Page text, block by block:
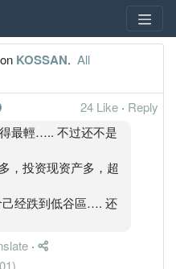
KOSSAN. All
24 Like · Reply
最輕….. 不过还不是
，投资现资产多，超
己经跌到低谷區…. 还
·